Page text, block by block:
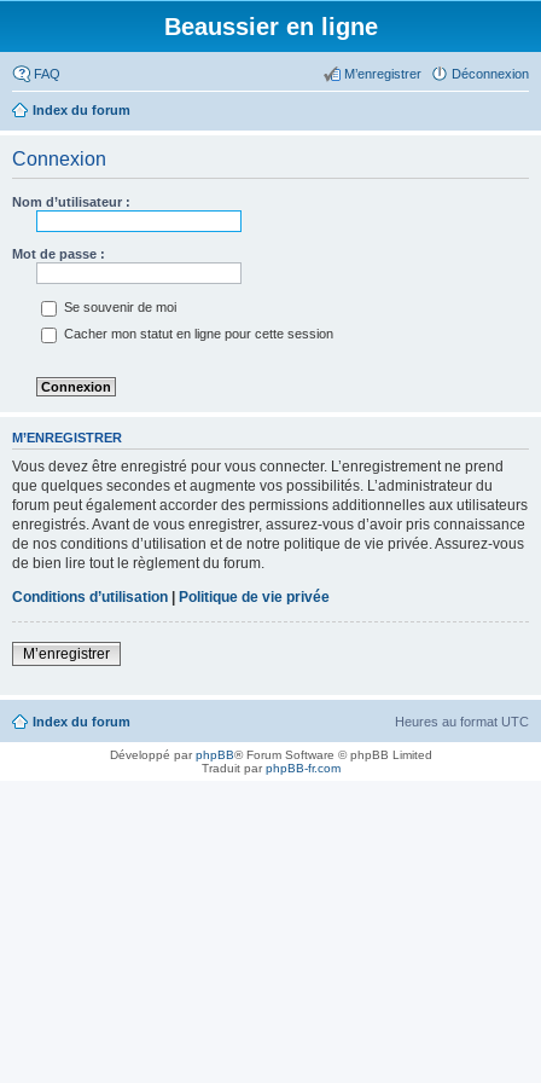
Beaussier en ligne
FAQ Déconnexion
M’enregistrer
Index du forum
Connexion
Nom d’utilisateur :
Mot de passe :
Se souvenir de moi
Cacher mon statut en ligne pour cette session
M’ENREGISTRER
Vous devez être enregistré pour vous connecter. L’enregistrement ne prend
que quelques secondes et augmente vos possibilités. L’administrateur du
forum peut également accorder des permissions additionnelles aux utilisateurs
enregistrés. Avant de vous enregistrer, assurez-vous d’avoir pris connaissance
de nos conditions d’utilisation et de notre politique de vie privée. Assurez-vous
de bien lire tout le règlement du forum.
Conditions d’utilisation | Politique de vie privée
M’enregistrer
Index du forum Heures au format UTC
Développé parphpBB® Forum Software © phpBB Limited
Traduit parphpBB-fr.com